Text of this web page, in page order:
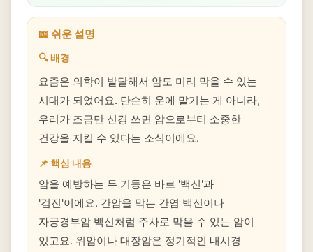
📖 쉬운 설명
🔍 배경
요즘은 의학이 발달해서 암도 미리 막을 수 있는
시대가 되었어요. 단순히 운에 맡기는 게 아니라,
우리가 조금만 신경 쓰면 암으로부터 소중한
건강을 지킬 수 있다는 소식이에요.
📌 핵심 내용
암을 예방하는 두 기둥은 바로 '백신'과
'검진'이에요. 간암을 막는 간염 백신이나
자궁경부암 백신처럼 주사로 막을 수 있는 암이
있고요. 위암이나 대장암은 정기적인 내시경